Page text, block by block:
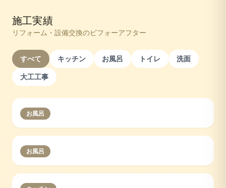
施工実績
リフォーム・設備交換のビフォーアフター
すべて キッチン お風呂 トイレ
洗面
大工工事
お風呂
お風呂